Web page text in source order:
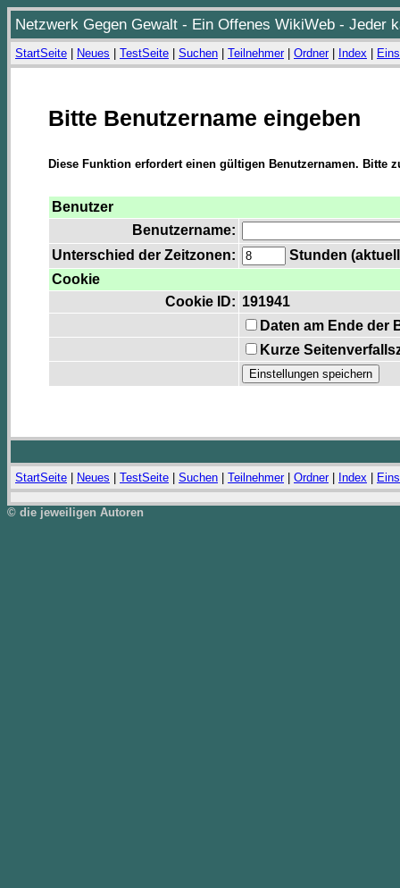
Netzwerk Gegen Gewalt - Ein Offenes WikiWeb - Jeder
StartSeite Neues TestSeite Suchen Teilnehmer| Ordner| Index
Bitte Benutzername eingeben
Diese Funktion erfordert einen gültigen Benutzernamen. Bitte
Benutzer
Benutzername:
Unterschied der Zeitzonen:
Stunden
Cookie
Cookie ID: 191941
Daten am Ende der
Kurze
StartSeite Neues TestSeite Suchen Teilnehmer| Ordner| Index
© die jeweiligen Autoren